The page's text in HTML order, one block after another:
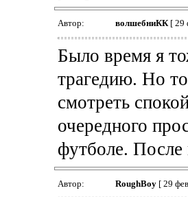
Автор: волшебниКК[ 29
Было время я
трагедию. Но
смотреть
очередного
футболе. После
Автор: RoughBoy[ 29